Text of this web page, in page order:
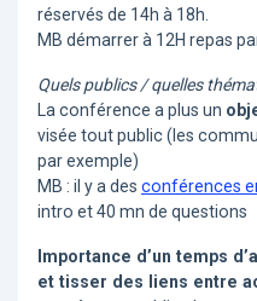
réservés de 14h à 18h.
MB démarrer à 12H repas
Quels publics / quelles
La conférence a plus un
visée tout public (les
par exemple)
MB : il y a des conférences
intro et 40 mn de questions
Importance d’un temps
et tisser des liens entre